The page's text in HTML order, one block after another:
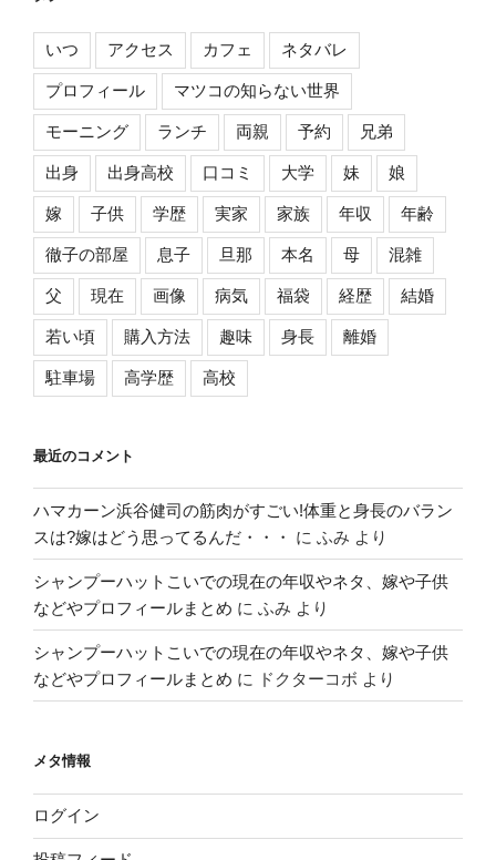
いつ アクセス カフェ ネタバレ
プロフィール マツコの知らない世界
モーニング ランチ 両親 予約 兄弟
出身 出身高校 口コミ 大学 妹 娘
嫁 子供 学歴 実家 家族 年収 年齢
徹子の部屋 息子 旦那 本名 母 混雑
父 現在 画像 病気 福袋 経歴 結婚
若い頃 購入方法 趣味 身長 離婚
駐車場 高学歴 高校
最近のコメント
ハマカーン浜谷健司の筋肉がすごい!体重と身長のバラン
スは?嫁はどう思ってるんだ・・・
に ふみ より
シャンプーハットこいでの現在の年収やネタ、嫁や子供
などやプロフィールまとめ に ふみ より
シャンプーハットこいでの現在の年収やネタ、嫁や子供
などやプロフィールまとめ に ドクターコボ より
メタ情報
ログイン